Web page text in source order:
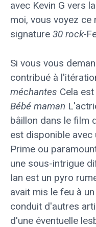
avec Kevin G vers
moi, vous voyez ce
signature 30 rock-
Si vous vous
contribué à
méchantes Cela
Bébé maman
bâillon dans le film
est disponible avec
Prime ou
une sous-intrigue
Ian est un pyro
avait mis le feu à
conduit d'autres
d'une éventuelle